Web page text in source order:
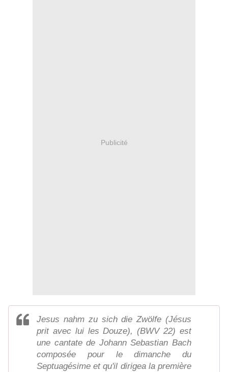
Publicité
Jesus nahm zu sich die Zwölfe (Jésus
prit avec lui les Douze), (BWV 22) est
une cantate de Johann Sebastian Bach
composée pour le dimanche du
Septuagésime et qu'il dirigea la première